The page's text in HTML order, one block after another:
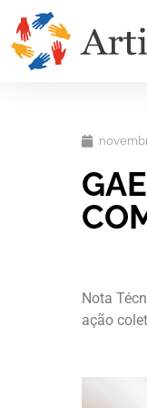
Nota
ação